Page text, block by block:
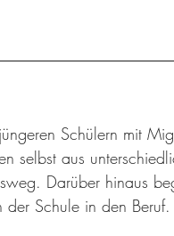
Schülern mit
selbst aus
Darüber hinaus
der Schule in den Beruf.